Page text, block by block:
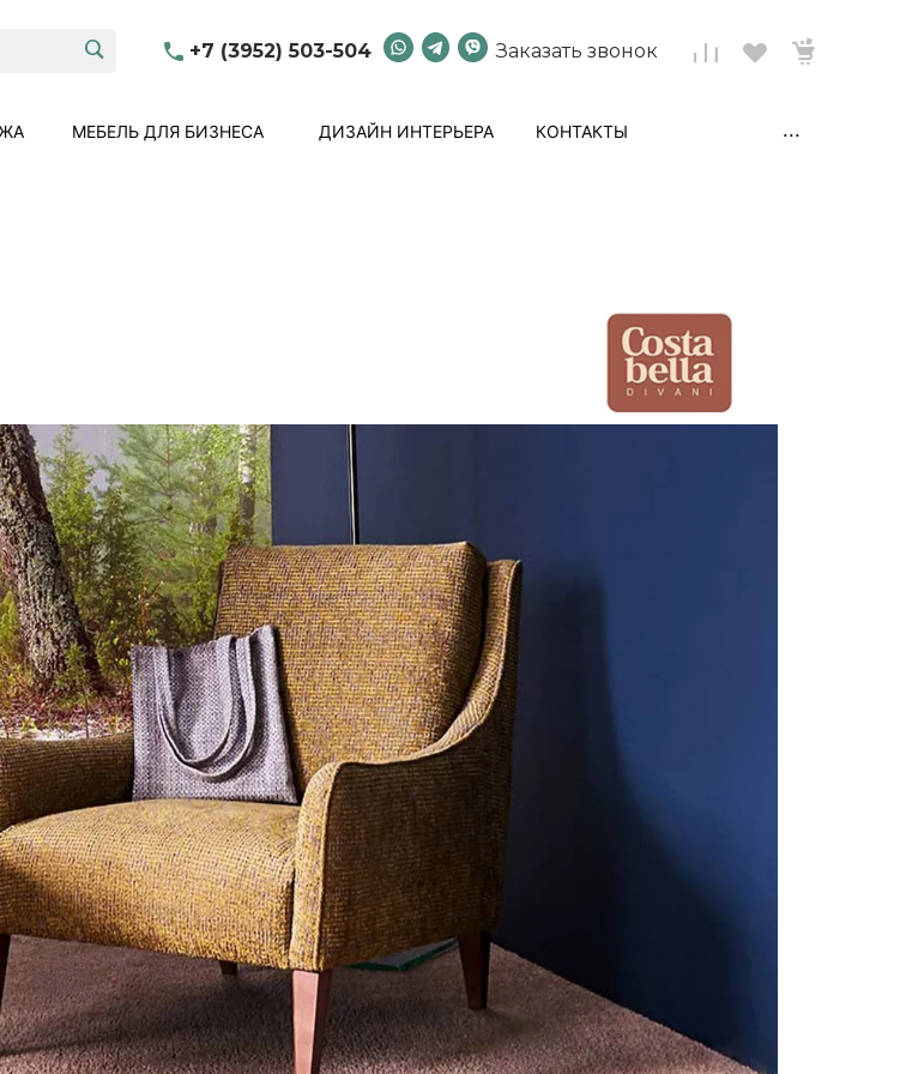
+7 (3952) 503-504 Заказать звонок
МЕБЕЛЬ ДЛЯ БИЗНЕСА ДИЗАЙН ИНТЕРЬЕРА КОНТАКТЫ ...